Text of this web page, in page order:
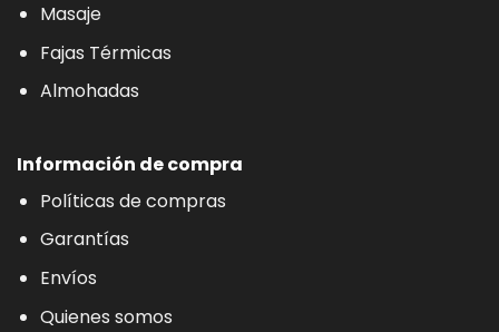
Masaje
Fajas Térmicas
Almohadas
Información de compra
Políticas de compras
Garantías
Envíos
Quienes somos